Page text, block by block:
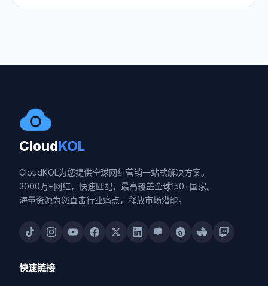
CloudKOL
CloudKOL为您提供全球网红营销一站式解决方案。
3000万+网红，快速匹配，最高覆盖全球150+国家。
海量资源为您直击行业痛点，释放市场潜能。
快速链接